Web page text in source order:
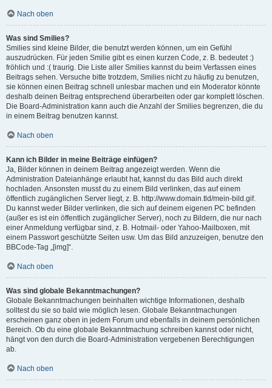
Nach oben
Was sind Smilies?
Smilies sind kleine Bilder, die benutzt werden können, um ein Gefühl
auszudrücken. Für jeden Smilie gibt es einen kurzen Code, z. B. bedeutet :)
fröhlich und :( traurig. Die Liste aller Smilies kannst du beim Verfassen eines
Beitrags sehen. Versuche bitte trotzdem, Smilies nicht zu häufig zu benutzen,
sie können einen Beitrag schnell unlesbar machen und ein Moderator könnte
deshalb deinen Beitrag entsprechend überarbeiten oder gar komplett löschen.
Die Board-Administration kann auch die Anzahl der Smilies begrenzen, die du
in einem Beitrag benutzen kannst.
Nach oben
Kann ich Bilder in meine Beiträge einfügen?
Ja, Bilder können in deinem Beitrag angezeigt werden. Wenn die
Administration Dateianhänge erlaubt hat, kannst du das Bild auch direkt
hochladen. Ansonsten musst du zu einem Bild verlinken, das auf einem
öffentlich zugänglichen Server liegt, z. B. http://www.domain.tld/mein-bild.gif.
Du kannst weder Bilder verlinken, die sich auf deinem eigenen PC befinden
(außer es ist ein öffentlich zugänglicher Server), noch zu Bildern, die nur nach
einer Anmeldung verfügbar sind, z. B. Hotmail- oder Yahoo-Mailboxen, mit
einem Passwort geschützte Seiten usw. Um das Bild anzuzeigen, benutze den
BBCode-Tag „[img]“.
Nach oben
Was sind globale Bekanntmachungen?
Globale Bekanntmachungen beinhalten wichtige Informationen, deshalb
solltest du sie so bald wie möglich lesen. Globale Bekanntmachungen
erscheinen ganz oben in jedem Forum und ebenfalls in deinem persönlichen
Bereich. Ob du eine globale Bekanntmachung schreiben kannst oder nicht,
hängt von den durch die Board-Administration vergebenen Berechtigungen
ab.
Nach oben